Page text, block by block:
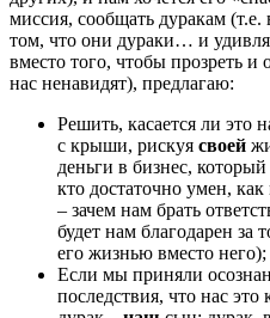
миссия, сообщать дуракам
том, что они дураки… и
вместо того, чтобы прозреть и
нас ненавидят), предлагаю:
Решить, касается ли это
с крыши, рискуя своей
деньги в бизнес,
кто достаточно умен,
– зачем нам брать
будет нам благодарен за
его жизнью вместо него);
Если мы приняли
последствия, что нас